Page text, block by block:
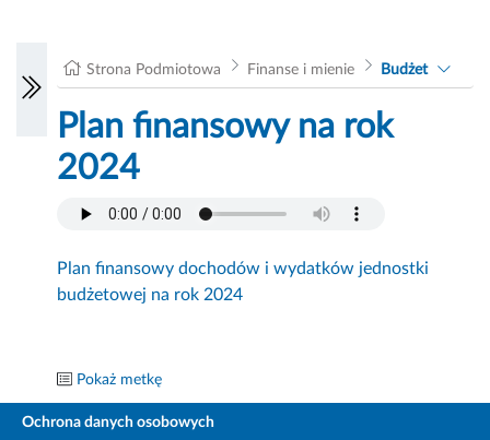
Strona Podmiotowa Finanse i mienie Budżet
Plan finansowy na rok
2024
Plan finansowy dochodów i wydatków jednostki
budżetowej na rok 2024
Pokaż metkę
Ochrona danych osobowych